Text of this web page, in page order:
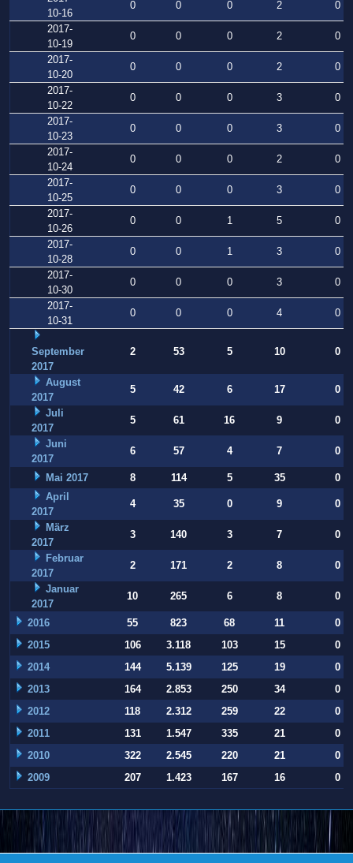
10-16
0 0 0 2
0
2017-
10-19
0 0 0 2
0
2017-
10-20
0 0 0 2
0
2017-
10-22
0 0 0 3
0
2017-
10-23
0 0 0 3
0
2017-
10-24
0 0 0 2
0
2017-
10-25
0 0 0 3
0
2017-
10-26
0 0 1 5
0
2017-
10-28
0 0 1 3
0
2017-
10-30
0 0 0 3
0
2017-
10-31
0 0 0 4 0
September
2017
2 53 5 10 0
August
2017
5 42 6 17
0
Juli
2017
5 61 16 9
0
Juni
2017
6 57 4 7 0
Mai 2017 8 114 5 35
0
April
2017
4 35 0 9
0
März
2017
3 140 3 7
0
Februar
2017
2 171 2 8
0
Januar
2017
10 265 6 8 0
2016 55 823 68 11
0
2015
106 3.118 103 15
0
2014
144 5.139 125 19
0
2013
164 2.853 250 34
0
2012
118 2.312 259 22
0
2011
131 1.547 335 21
0
2010
322 2.545 220 21
0
2009
207 1.423 167 16 0